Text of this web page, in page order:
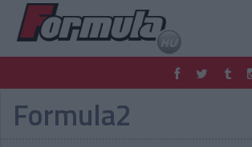
F1
FORMULA
Formula2